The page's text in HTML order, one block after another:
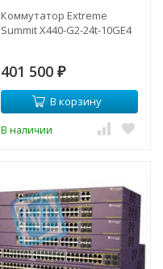
Коммутатор Extreme
Summit X440-G2-24t-10GE4
401 500 ₽
В корзину
В наличии